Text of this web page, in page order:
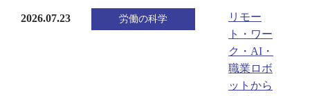
2026.07.23 労働の科学
リモー
ト・ワー
ク・AI・
職業ロボ
ットから